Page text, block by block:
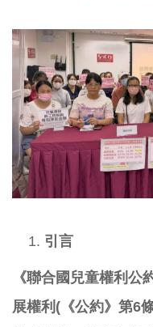
引言
《聯合國兒童權利
展權利 ( 《公約》第6